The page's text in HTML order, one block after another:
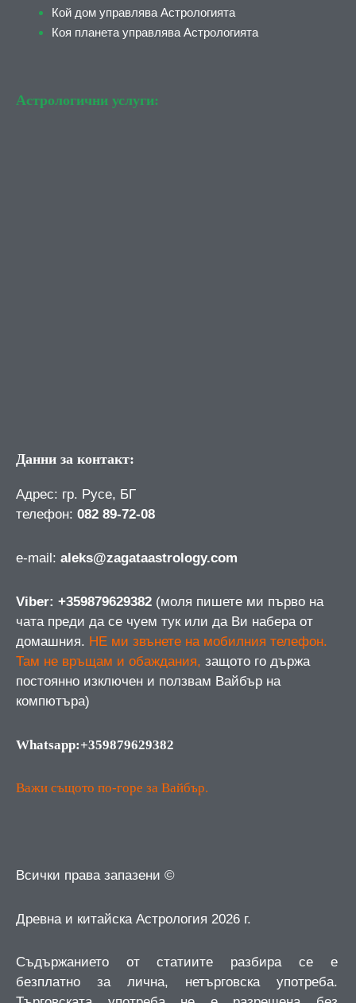
Кой дом управлява Астрологията
Коя планета управлява Астрологията
Астрологични услуги:
Данни за контакт:
Адрес: гр. Русе, БГ
телефон: 082 89-72-08
е-mail: aleks@zagataastrology.com
Viber: +359879629382 (моля пишете ми първо на
чата преди да се чуем тук или да Ви набера от
домашния. НЕ ми звънете на мобилния телефон.
Там не връщам и обаждания, защото го държа
постоянно изключен и ползвам Вайбър на
компютъра)
Whatsapp:+359879629382
Важи същото по-горе за Вайбър.
Всички права запазени ©
Древна и китайска Астрология 2026 г.
Съдържанието от статиите разбира се е
безплатно за лична, нетърговска употреба.